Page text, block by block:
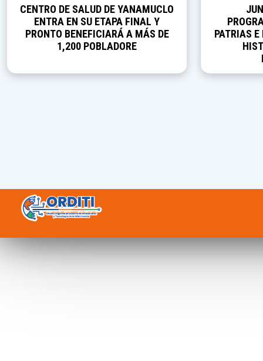
CENTRO DE SALUD DE YANAMUCLO
ENTRA EN SU ETAPA FINAL Y
PRONTO BENEFICIARÁ A MÁS DE
1,200 POBLADORE
PATRIAS